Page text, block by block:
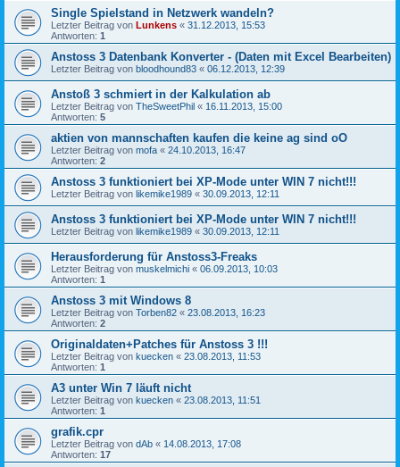
Single Spielstand in Netzwerk wandeln?
Letzter Beitrag von Lunkens « 31.12.2013, 15:53
Antworten: 1
Anstoss 3 Datenbank Konverter - (Daten mit Excel Bearbeiten)
Letzter Beitrag von bloodhound83 « 06.12.2013, 12:39
Anstoß 3 schmiert in der Kalkulation ab
Letzter Beitrag von TheSweetPhil « 16.11.2013, 15:00
Antworten: 5
aktien von mannschaften kaufen die keine ag sind oO
Letzter Beitrag von mofa « 24.10.2013, 16:47
Antworten: 2
Anstoss 3 funktioniert bei XP-Mode unter WIN 7 nicht!!!
Letzter Beitrag von likemike1989 « 30.09.2013, 12:11
Anstoss 3 funktioniert bei XP-Mode unter WIN 7 nicht!!!
Letzter Beitrag von likemike1989 « 30.09.2013, 12:11
Herausforderung für Anstoss3-Freaks
Letzter Beitrag von muskelmichi « 06.09.2013, 10:03
Antworten: 1
Anstoss 3 mit Windows 8
Letzter Beitrag von Torben82 « 23.08.2013, 16:23
Antworten: 2
Originaldaten+Patches für Anstoss 3 !!!
Letzter Beitrag von kuecken « 23.08.2013, 11:53
Antworten: 1
A3 unter Win 7 läuft nicht
Letzter Beitrag von kuecken « 23.08.2013, 11:51
Antworten: 1
grafik.cpr
Letzter Beitrag von dAb « 14.08.2013, 17:08
Antworten: 17